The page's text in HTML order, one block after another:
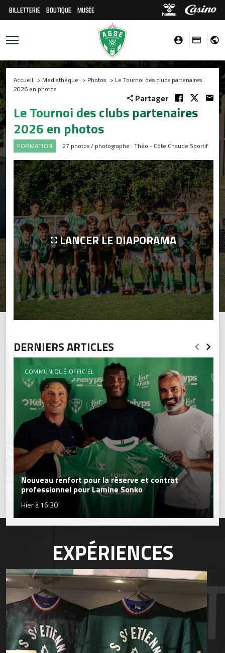
BILLETTERIE BOUTIQUE MUSÉE
Accueil > Mediathèque > Photos > Le Tournoi des clubs partenaires
2026 en photos
Partager
Le Tournoi des clubs partenaires
2026 en photos
FORMATION 27 photos / photographe : Théo - Côte Chaude Sportif
LANCER LE DIAPORAMA
DERNIERS ARTICLES
COMMUNIQUÉ OFFICIEL
Nouveau renfort pour la réserve et contrat
professionnel pour Lamine Sonko
Hier à 16:30
EXPÉRIENCES